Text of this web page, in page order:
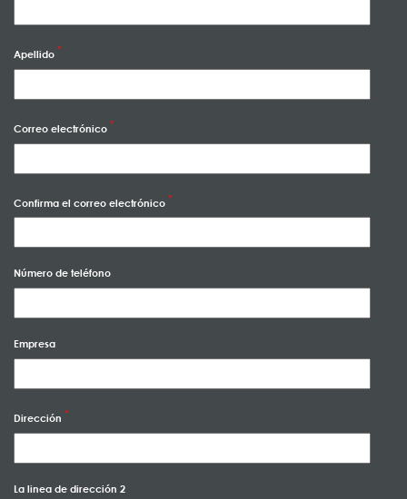
Apellido
Correo electrónico
Confirma el correo electrónico
Número de teléfono
Empresa
Dirección
La linea de dirección 2